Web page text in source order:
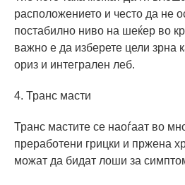
расположението и често да не
постабилно ниво на шеќер во
важно е да изберете цели зрна
ориз и интегрален леб.
4. Транс масти
Транс мастите се наоѓаат во
преработени грицки и пржена
можат да бидат лоши за